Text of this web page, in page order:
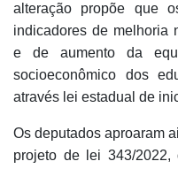
alteração propõe que
indicadores de melhoria
e de aumento da
socioeconômico dos
através lei estadual de
Os deputados aproaram
projeto de lei 343/2022,